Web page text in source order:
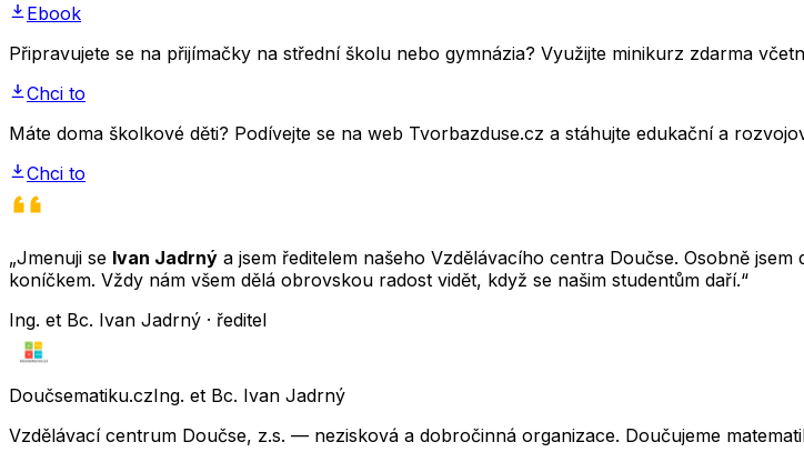
Ebook
Připravujete se na přijímačky na střední školu nebo gymnázia? Využijte minikurz zdarma
Chci to
Máte doma školkové děti? Podívejte se na web Tvorbazduse.cz a stáhujte edukační a
Chci to
„Jmenuji se Ivan Jadrný a jsem ředitelem našeho Vzdělávacího centra Doučse. Osobně
koníčkem. Vždy nám všem dělá obrovskou radost vidět, když se našim studentům daří.“
Ing. et Bc. Ivan Jadrný · ředitel
Doučsematiku.czIng. et Bc. Ivan Jadrný
Vzdělávací centrum Doučse, z.s. — nezisková a dobročinná organizace. Doučujeme